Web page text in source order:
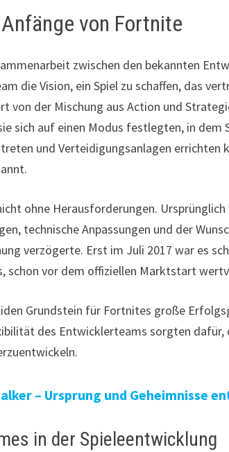
von Fortnite
zwischen den bekannten
die Vision, ein Spiel zu schaffen, das
von der Mischung aus Action und
sich auf einen Modus festlegten, in dem
und Verteidigungsanlagen errichten
ohne Herausforderungen.
technische Anpassungen und der
verzögerte. Erst im Juli 2017 war es
schon vor dem offiziellen Marktstart
Grundstein für Fortnites große
des Entwicklerteams sorgten
– Ursprung und Geheimnisse
in der Spieleentwicklung